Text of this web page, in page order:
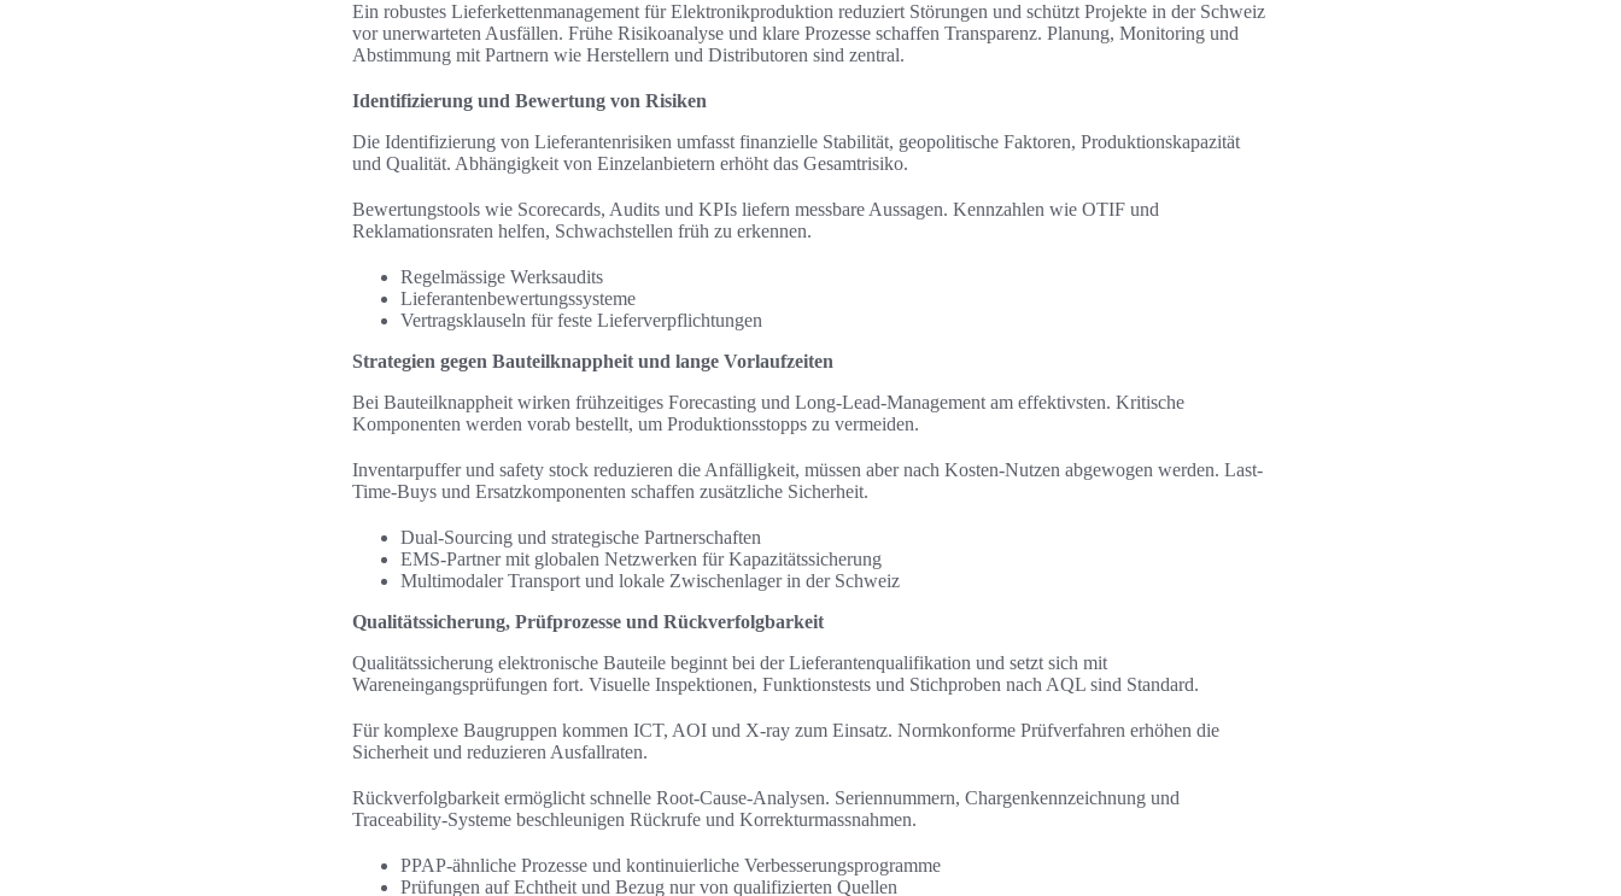
Ein robustes Lieferkettenmanagement für Elektronikproduktion reduziert Störungen und schützt Projekte in der Schweiz
vor unerwarteten Ausfällen. Frühe Risikoanalyse und klare Prozesse schaffen Transparenz. Planung, Monitoring und
Abstimmung mit Partnern wie Herstellern und Distributoren sind zentral.
Identifizierung und Bewertung von Risiken
Die Identifizierung von Lieferantenrisiken umfasst finanzielle Stabilität, geopolitische Faktoren, Produktionskapazität
und Qualität. Abhängigkeit von Einzelanbietern erhöht das Gesamtrisiko.
Bewertungstools wie Scorecards, Audits und KPIs liefern messbare Aussagen. Kennzahlen wie OTIF und
Reklamationsraten helfen, Schwachstellen früh zu erkennen.
Regelmässige Werksaudits
Lieferantenbewertungssysteme
Vertragsklauseln für feste Lieferverpflichtungen
Strategien gegen Bauteilknappheit und lange Vorlaufzeiten
Bei Bauteilknappheit wirken frühzeitiges Forecasting und Long-Lead-Management am effektivsten. Kritische
Komponenten werden vorab bestellt, um Produktionsstopps zu vermeiden.
Inventarpuffer und safety stock reduzieren die Anfälligkeit, müssen aber nach Kosten-Nutzen abgewogen werden. Last-
Time-Buys und Ersatzkomponenten schaffen zusätzliche Sicherheit.
Dual-Sourcing und strategische Partnerschaften
EMS-Partner mit globalen Netzwerken für Kapazitätssicherung
Multimodaler Transport und lokale Zwischenlager in der Schweiz
Qualitätssicherung, Prüfprozesse und Rückverfolgbarkeit
Qualitätssicherung elektronische Bauteile beginnt bei der Lieferantenqualifikation und setzt sich mit
Wareneingangsprüfungen fort. Visuelle Inspektionen, Funktionstests und Stichproben nach AQL sind Standard.
Für komplexe Baugruppen kommen ICT, AOI und X-ray zum Einsatz. Normkonforme Prüfverfahren erhöhen die
Sicherheit und reduzieren Ausfallraten.
Rückverfolgbarkeit ermöglicht schnelle Root-Cause-Analysen. Seriennummern, Chargenkennzeichnung und
Traceability-Systeme beschleunigen Rückrufe und Korrekturmassnahmen.
PPAP-ähnliche Prozesse und kontinuierliche Verbesserungsprogramme
Prüfungen auf Echtheit und Bezug nur von qualifizierten Quellen